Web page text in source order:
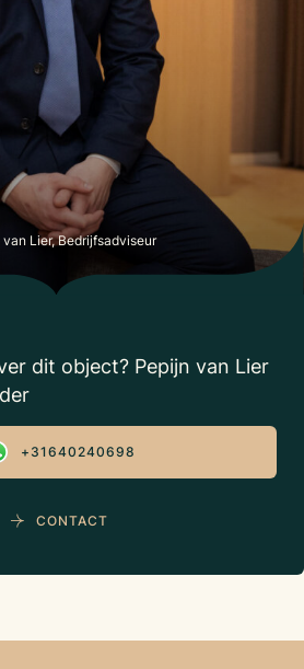
van Lier, Bedrijfsadviseur
dit object? Pepijn van Lier
+31640240698
CONTACT